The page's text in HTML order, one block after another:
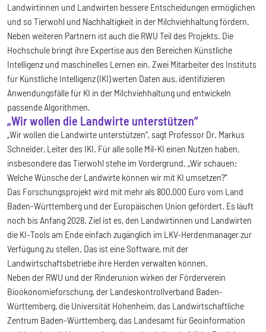
Landwirtinnen und Landwirten bessere Entscheidungen ermöglichen
und so Tierwohl und Nachhaltigkeit in der Milchviehhaltung fördern.
Neben weiteren Partnern ist auch die RWU Teil des Projekts. Die
Hochschule bringt ihre Expertise aus den Bereichen Künstliche
Intelligenz und maschinelles Lernen ein. Zwei Mitarbeiter des Instituts
für Künstliche Intelligenz (IKI) werten Daten aus, identifizieren
Anwendungsfälle für KI in der Milchviehhaltung und entwickeln
passende Algorithmen.
„Wir wollen die Landwirte unterstützen“
„Wir wollen die Landwirte unterstützen“, sagt Professor Dr. Markus
Schneider, Leiter des IKI. Für alle solle Mil-KI einen Nutzen haben,
insbesondere das Tierwohl stehe im Vordergrund. „Wir schauen:
Welche Wünsche der Landwirte können wir mit KI umsetzen?“
Das Forschungsprojekt wird mit mehr als 800.000 Euro vom Land
Baden-Württemberg und der Europäischen Union gefördert. Es läuft
noch bis Anfang 2028. Ziel ist es, den Landwirtinnen und Landwirten
die KI-Tools am Ende einfach zugänglich im LKV-Herdenmanager zur
Verfügung zu stellen. Das ist eine Software, mit der
Landwirtschaftsbetriebe ihre Herden verwalten können.
Neben der RWU und der Rinderunion wirken der Förderverein
Bioökonomieforschung, der Landeskontrollverband Baden-
Württemberg, die Universität Hohenheim, das Landwirtschaftliche
Zentrum Baden-Württemberg, das Landesamt für Geoinformation